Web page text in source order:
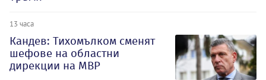
13 часа
Кандев: Тихомълком сменят
шефове на областни
дирекции на МВР